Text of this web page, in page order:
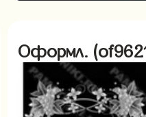
Оформл.